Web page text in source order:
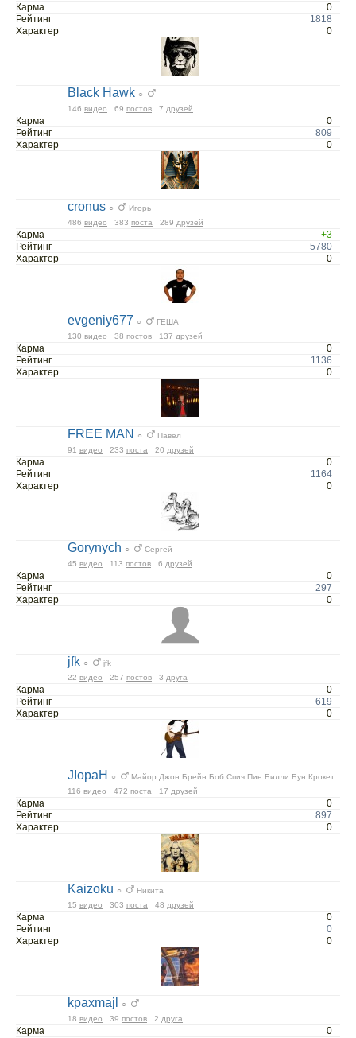
Карма
0
Рейтинг
1818
Характер
0
Black Hawk ○
146 видео 69 постов 7 друзей
Карма
0
Рейтинг
809
Характер
0
cronus ○
Игорь
486 видео 383 поста 289 друзей
Карма
+3
Рейтинг
5780
Характер
0
evgeniy677 ○
ГЕША
130 видео 38 постов 137 друзей
Карма
0
Рейтинг
1136
Характер
0
FREE MAN ○
Павел
91 видео 233 поста 20 друзей
Карма
0
Рейтинг
1164
Характер
0
Gorynych ○
Сергей
45 видео 113 постов 6 друзей
Карма
0
Рейтинг
297
Характер
0
jfk ○
jfk
22 видео 257 постов 3 друга
Карма
0
Рейтинг
619
Характер
0
JIopaH ○
Майор Джон Брейн Боб Спич Пин Билли Бун Крокет
116 видео 472 поста 17 друзей
Карма
0
Рейтинг
897
Характер
0
Kaizoku ○
Никита
15 видео 303 поста 48 друзей
Карма
0
Рейтинг
0
Характер
0
kpaxmajl
○
18 видео 39 постов 2 друга
Карма
0